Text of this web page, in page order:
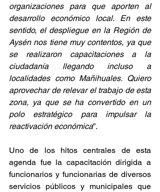
organizaciones para que aporten al
desarrollo económico local. En este
sentido, el despliegue en la Región de
Aysén nos tiene muy contentos, ya que
se realizaron capacitaciones a la
ciudadanía llegando incluso a
localidades como Mañihuales. Quiero
aprovechar de relevar el trabajo de esta
zona, ya que se ha convertido en un
polo estratégico para impulsar la
reactivación económica”.
Uno de los hitos centrales de esta
agenda fue la capacitación dirigida a
funcionarios y funcionarias de diversos
servicios públicos y municipales que